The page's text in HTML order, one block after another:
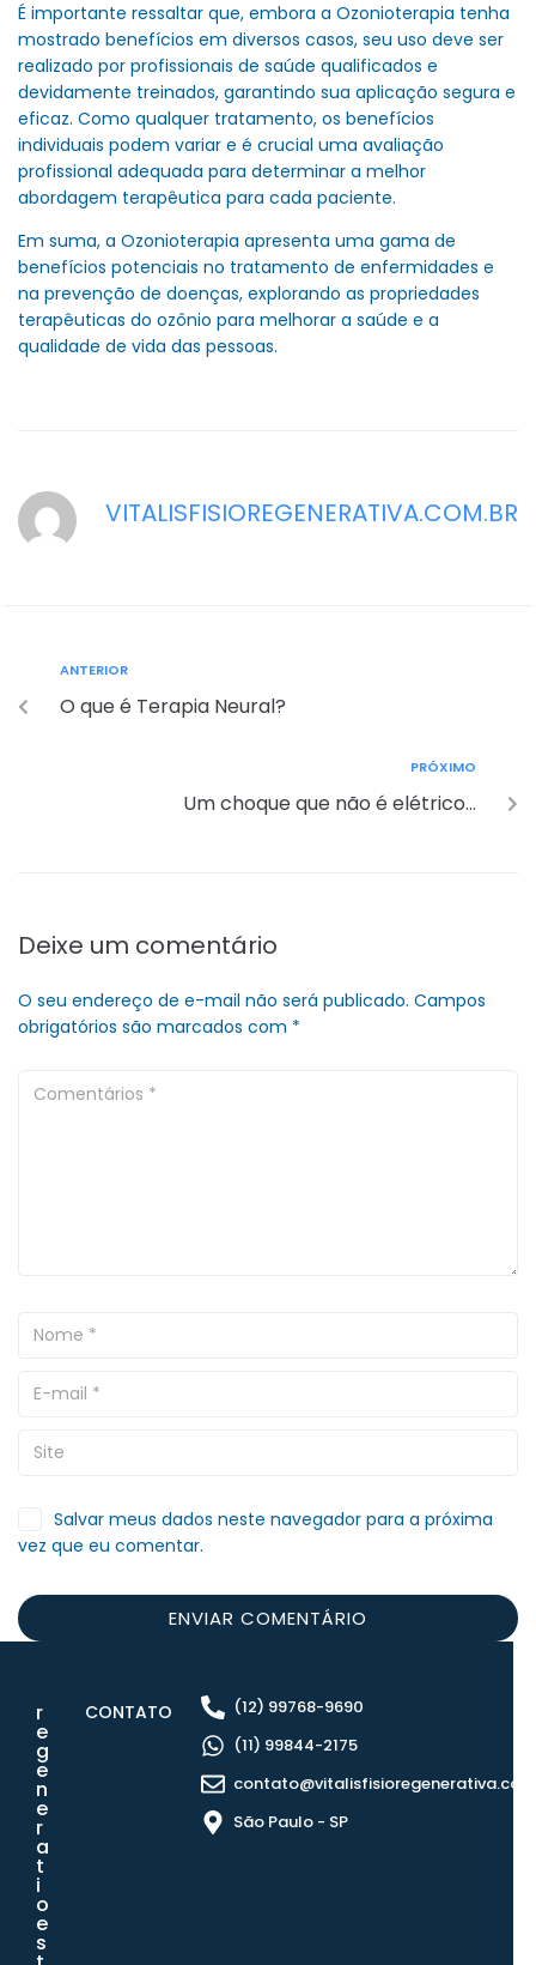
É importante ressaltar que, embora a Ozonioterapia tenha
mostrado benefícios em diversos casos, seu uso deve ser
realizado por profissionais de saúde qualificados e
devidamente treinados, garantindo sua aplicação segura e
eficaz. Como qualquer tratamento, os benefícios
individuais podem variar e é crucial uma avaliação
profissional adequada para determinar a melhor
abordagem terapêutica para cada paciente.
Em suma, a Ozonioterapia apresenta uma gama de
benefícios potenciais no tratamento de enfermidades e
na prevenção de doenças, explorando as propriedades
terapêuticas do ozônio para melhorar a saúde e a
qualidade de vida das pessoas.
VITALISFISIOREGENERATIVA.COM.BR
ANTERIOR
O que é Terapia Neural?
PRÓXIMO
Um choque que não é elétrico…
Deixe um comentário
O seu endereço de e-mail não será publicado. Campos
obrigatórios são marcados com *
Salvar meus dados neste navegador para a próxima
vez que eu comentar.
r
e
g
e
n
e
r
a
t
i
o
e
s
CONTATO
(12) 99768-9690
(11) 99844-2175
São Paulo - SP